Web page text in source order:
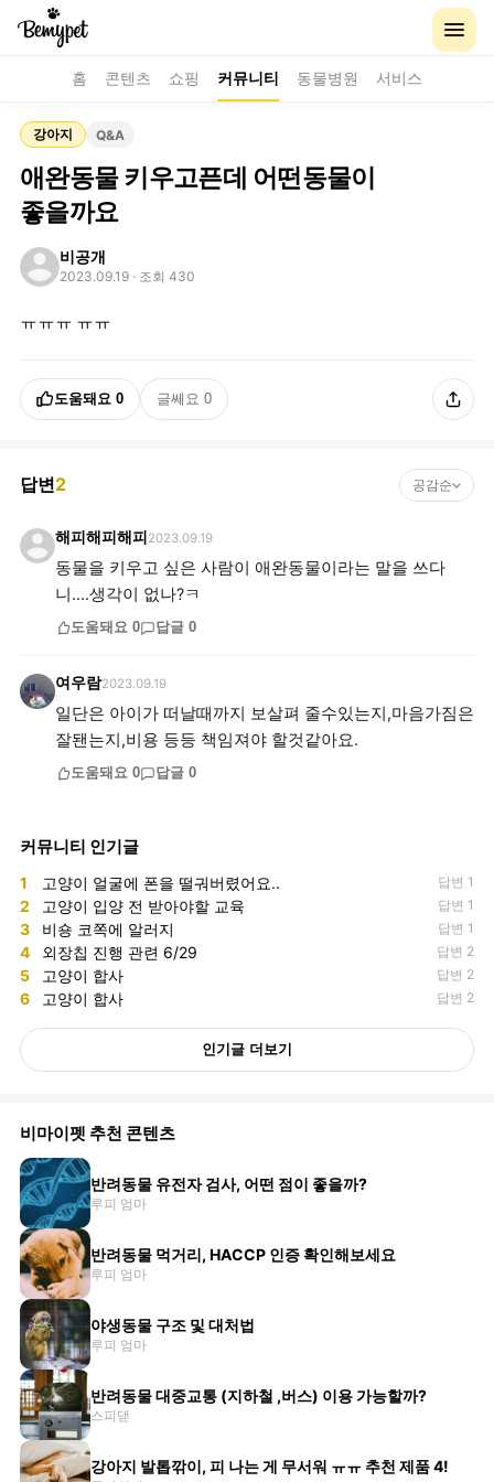
홈 콘텐츠 쇼핑 커뮤니티 동물병원 서비스
강아지 Q&A
애완동물 키우고픈데 어떤동물이
좋을까요
비공개
2023.09.19 · 조회 430
ㅠㅠㅠ ㅠㅠ
도움돼요 0 글쎄요 0
답변2 공감순
해피해피해피 2023.09.19
동물을 키우고 싶은 사람이 애완동물이라는 말을 쓰다
니....생각이 없나?ㅋ
도움돼요 0 답글 0
여우람2023.09.19
일단은 아이가 떠날때까지 보살펴 줄수있는지,마음가짐은
잘됀는지,비용 등등 책임져야 할것같아요.
도움돼요 0 답글 0
커뮤니티 인기글
1 고양이 얼굴에 폰을 떨궈버렸어요.. 답변 1
2 고양이 입양 전 받아야할 교육 답변 1
3 비숑 코쪽에 알러지 답변 1
4 외장칩 진행 관련 6/29 답변 2
5 고양이 합사 답변 2
6 고양이 합사 답변 2
인기글 더보기
비마이펫 추천 콘텐츠
반려동물 유전자 검사, 어떤 점이 좋을까?
루피 엄마
반려동물 먹거리, HACCP 인증 확인해보세요
루피 엄마
야생동물 구조 및 대처법
루피 엄마
반려동물 대중교통 (지하철 ,버스) 이용 가능할까?
스피댇
강아지 발톱깎이, 피 나는 게 무서워 ㅠㅠ 추천 제품 4!